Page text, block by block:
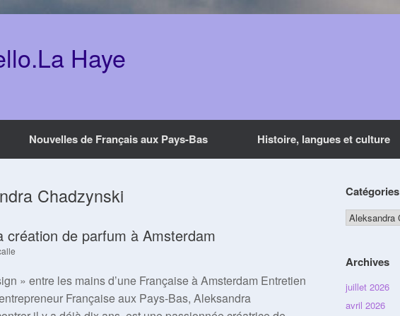
Haye
Nouvelles de Français aux Pays-Bas Histoire, langues et culture
Chadzynski
création de parfum à Amsterdam
» entre les mains d’une Française à Amsterdam Entretien
Française aux Pays-Bas, Aleksandra
Catégories
Catégories
Archives
juillet 2026
avril 2026